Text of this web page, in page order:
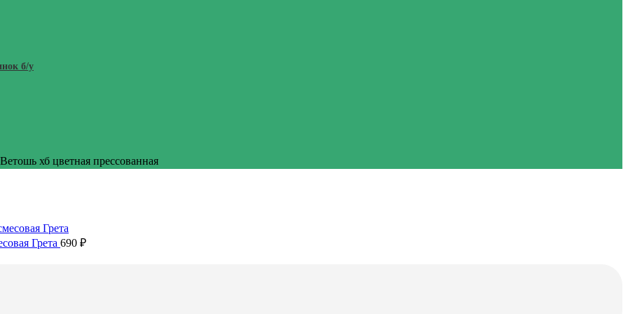
б/у
Ветошь хб цветная прессованная
Грета 690 ₽